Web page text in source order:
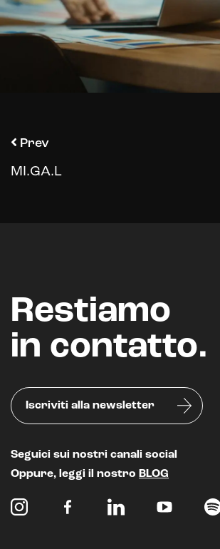
Prev
MI.GA.L
Restiamo
in contatto.
Iscriviti alla newsletter
Seguici sui nostri canali social
Oppure, leggi il nostro BLOG